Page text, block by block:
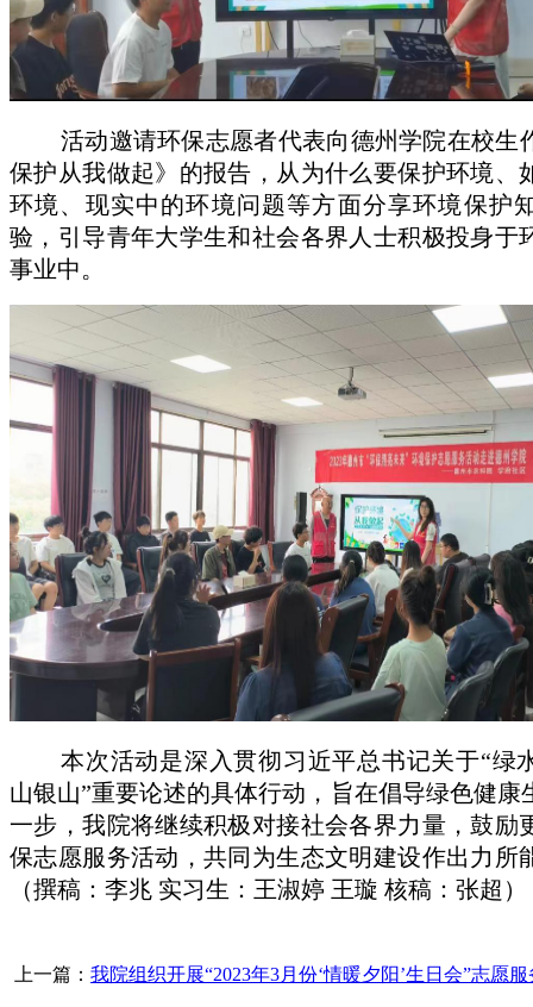
活动邀请环保志愿者代表向德州学院在校生
保护从我做起》的报告，从为什么要保护环境、
环境、现实中的环境问题等方面分享环境保护
验，引导青年大学生和社会各界人士积极投身于
事业中。
本次活动是深入贯彻习近平总书记关于“绿
山银山”重要论述的具体行动，旨在倡导绿色健康
一步，我院将继续积极对接社会各界力量，鼓励
保志愿服务活动，共同为生态文明建设作出力所
（撰稿：李兆 实习生：王淑婷 王璇 核稿：张超）
上一篇： 我院组织开展“2023年3月份‘情暖夕阳’生日会”志愿